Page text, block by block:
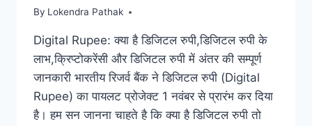
By Lokendra Pathak
Digital Rupee: क्या है डिजिटल रुपी,डिजिटल रुपी के
लाभ,क्रिप्टोकरेंसी और डिजिटल रुपी में अंतर की सम्पूर्ण
जानकारी भारतीय रिजर्व बैंक ने डिजिटल रुपी (Digital
Rupee) का पायलट प्रोजेक्ट 1 नवंबर से प्रारंभ कर दिया
है। हम सन जानना चाहते है कि क्या है डिजिटल रुपी तो